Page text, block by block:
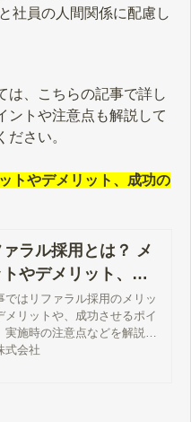
社員の人間関係に配慮し
は、こちらの記事で詳し
ントや注意点も解説して
さい。
トやデメリット、成功の
ァラル採用とは？ メ
トやデメリット、費
功ポイントを紹介
ではリファラル採用のメリッ
メリットや、成功させるポイ
実施時の注意点などを解説し
「コストを抑えながら自社に
式会社